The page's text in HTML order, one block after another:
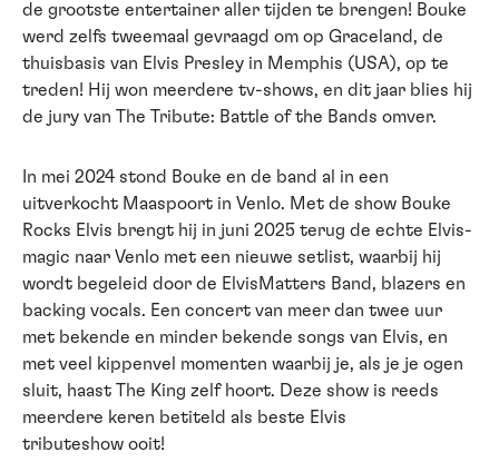
de grootste entertainer aller tijden te brengen! Bouke
werd zelfs tweemaal gevraagd om op Graceland, de
thuisbasis van Elvis Presley in Memphis (USA), op te
treden! Hij won meerdere tv-shows, en dit jaar blies hij
de jury van The Tribute: Battle of the Bands omver.
In mei 2024 stond Bouke en de band al in een
uitverkocht Maaspoort in Venlo. Met de show Bouke
Rocks Elvis brengt hij in juni 2025 terug de echte Elvis-
magic naar Venlo met een nieuwe setlist, waarbij hij
wordt begeleid door de ElvisMatters Band, blazers en
backing vocals. Een concert van meer dan twee uur
met bekende en minder bekende songs van Elvis, en
met veel kippenvel momenten waarbij je, als je je ogen
sluit, haast The King zelf hoort. Deze show is reeds
meerdere keren betiteld als beste Elvis
tributeshow ooit!